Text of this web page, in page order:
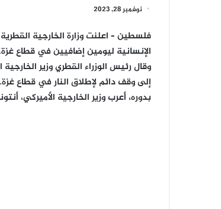
نوفمبر 28, 2023
فلسطين – اعلنت وزارة الخارجية
الإنسانية ليومين إضافيين في قطاع غزة.
وقال رئيس الوزراء القطري وزير
إلى وقف دائم لإطلاق النار في قطاع غزة.
بدوره، أعرب وزير الخارجية الأميركي،